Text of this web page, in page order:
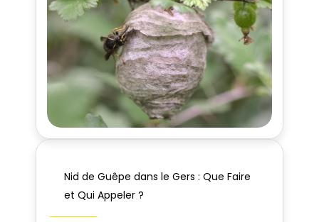
Nid de Guêpe dans le Gers : Que Faire
et Qui Appeler ?